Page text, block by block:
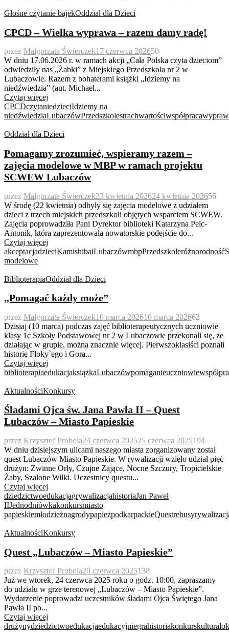
Głośne czytanie bajekOddział dla Dzieci
CPCD – Wielka wyprawa – razem damy radę!
przez Małgorzata Świerczek17 czerwca 202650
W dniu 17.06.2026 r. w ramach akcji „Cała Polska czyta dzieciom”
odwiedziły nas „Żabki” z Miejskiego Przedszkola nr 2 w
Lubaczowie. Razem z bohaterami książki „Idziemy na
niedźwiedzia” (aut. Michael...
Czytaj więcej
CPCDczytaniedzieciIdziemy na
niedźwiedziaLubaczówPrzedszkolestrachwartościwspółpraca
Oddział dla Dzieci
Pomagamy zrozumieć, wspieramy razem –
zajęcia modelowe w MBP w ramach projektu
SCWEW Lubaczów
przez Małgorzata Świerczek23 kwietnia 202624 kwietnia 202656
W środę (22 kwietnia) odbyły się zajęcia modelowe z udziałem
dzieci z trzech miejskich przedszkoli objętych wsparciem SCWEW.
Zajęcia poprowadziła Pani Dyrektor biblioteki Katarzyna Pelc-
Antonik, która zaprezentowała nowatorskie podejście do...
Czytaj więcej
akceptacjadzieciKamishibaiLubaczówmbpPrzedszkoleróżnorodność
modelowe
BiblioterapiaOddział dla Dzieci
„Pomagać każdy może”
przez Małgorzata Świerczek10 marca 202610 marca 202662
Dzisiaj (10 marca) podczas zajęć biblioterapeutycznych uczniowie
klasy 1c Szkoły Podstawowej nr 2 w Lubaczowie przekonali się, że
działając w grupie, można znacznie więcej. Pierwszoklasiści poznali
historię Floky`ego i Gora...
Czytaj więcej
biblioterapiaedukacjaksiążkaLubaczówpomaganieuczniowie
AktualnościKonkursy
Śladami Ojca św. Jana Pawła II – Quest
Lubaczów – Miasto Papieskie
przez Krzysztof Probola24 czerwca 202525 czerwca 2025194
W dniu dzisiejszym ulicami naszego miasta zorganizowany został
quest Lubaczów Miasto Papieskie. W rywalizacji wzięło udział pięć
drużyn: Zwinne Orły, Czujne Zające, Nocne Szczury, Tropicielskie
Żaby, Szalone Wilki. Uczestnicy questu...
Czytaj więcej
dziedzictwoedukacjagrywalizacjahistoriaJan Paweł
IIJednodniówkakonkursmiasto
papieskiemłodzieżnagrodypapieżpodkarpackieQuestrebusy
AktualnościKonkursy
Quest „Lubaczów – Miasto Papieskie”
przez Krzysztof Probola20 czerwca 2025138
Już we wtorek, 24 czerwca 2025 roku o godz. 10:00, zapraszamy
do udziału w grze terenowej „Lubaczów – Miasto Papieskie”.
Wydarzenie poprowadzi uczestników śladami Ojca Świętego Jana
Pawła II po...
Czytaj więcej
drużynydziedzictwoedukacjaedukacyjniegrahistoriakonkurskultura